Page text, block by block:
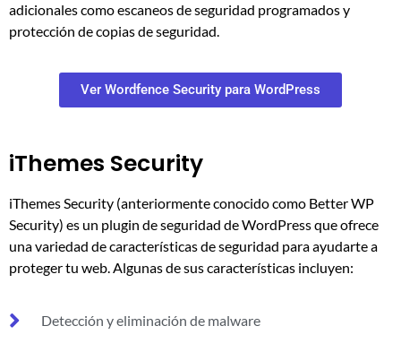
adicionales como escaneos de seguridad programados y
protección de copias de seguridad.
Ver Wordfence Security para WordPress
iThemes Security
iThemes Security (anteriormente conocido como Better WP
Security) es un plugin de seguridad de WordPress que ofrece
una variedad de características de seguridad para ayudarte a
proteger tu web. Algunas de sus características incluyen:
Detección y eliminación de malware